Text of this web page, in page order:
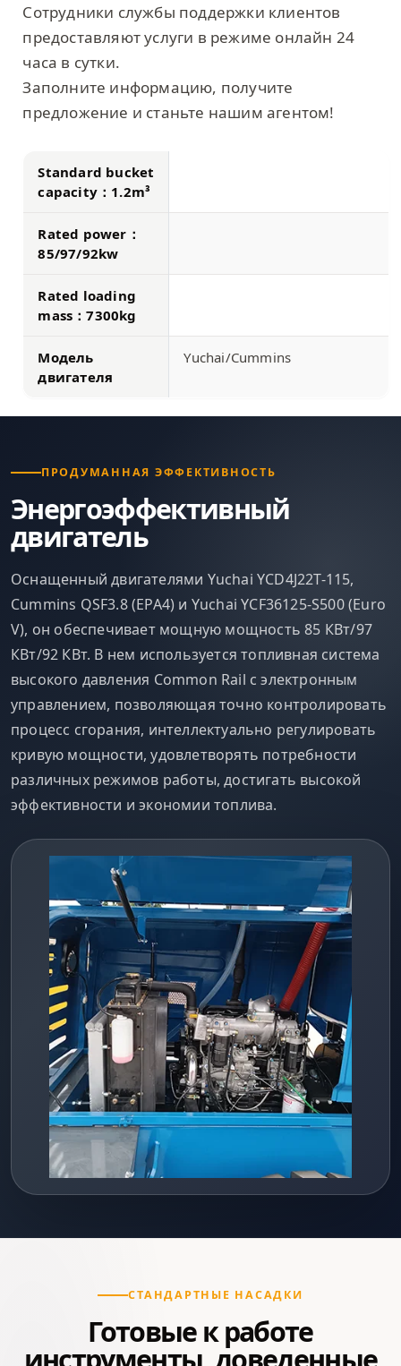
Сотрудники службы поддержки клиентов
предоставляют услуги в режиме онлайн 24
часа в сутки.
Заполните информацию, получите
предложение и станьте нашим агентом!
Standard bucket
capacity：1.2m³
Rated power：
85/97/92kw
Rated loading
mass：7300kg
Модель
двигателя
Yuchai/Cummins
ПРОДУМАННАЯ ЭФФЕКТИВНОСТЬ
Энергоэффективный
двигатель
Оснащенный двигателями Yuchai YCD4J22T-115,
Cummins QSF3.8 (EPA4) и Yuchai YCF36125-S500 (Euro
V), он обеспечивает мощную мощность 85 КВт/97
КВт/92 КВт. В нем используется топливная система
высокого давления Common Rail с электронным
управлением, позволяющая точно контролировать
процесс сгорания, интеллектуально регулировать
кривую мощности, удовлетворять потребности
различных режимов работы, достигать высокой
эффективности и экономии топлива.
СТАНДАРТНЫЕ НАСАДКИ
Готовые к работе